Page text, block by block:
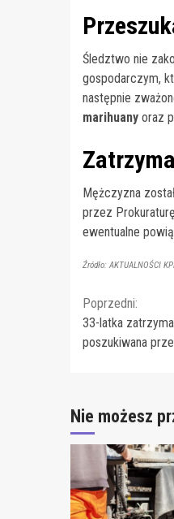
Śledztwo nie
gospodarczym,
następnie
marihuany oraz
Mężczyzna
przez
ewentualne
Źródło: AKTUALNOŚCI
Continue
Reading
Poprzedni:
33-latka
poszukiwana
Nie możesz